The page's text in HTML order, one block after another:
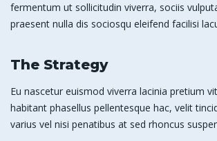
fermentum ut sollicitudin viverra, sociis
praesent nulla dis sociosqu eleifend facilisi
The Strategy
Eu nascetur euismod viverra lacinia pretium
habitant phasellus pellentesque hac, velit
varius vel nisi penatibus at sed rhoncus